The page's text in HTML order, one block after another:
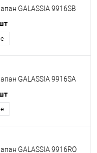
GALASSIA 9916SB
GALASSIA 9916SA
GALASSIA 9916RO